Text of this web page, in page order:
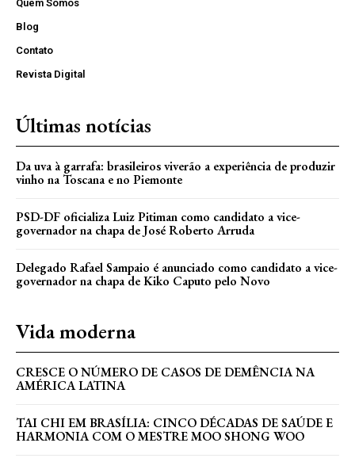
Quem Somos
Blog
Contato
Revista Digital
Últimas notícias
Da uva à garrafa: brasileiros viverão a experiência de produzir
vinho na Toscana e no Piemonte
PSD-DF oficializa Luiz Pitiman como candidato a vice-
governador na chapa de José Roberto Arruda
Delegado Rafael Sampaio é anunciado como candidato a vice-
governador na chapa de Kiko Caputo pelo Novo
Vida moderna
CRESCE O NÚMERO DE CASOS DE DEMÊNCIA NA
AMÉRICA LATINA
TAI CHI EM BRASÍLIA: CINCO DÉCADAS DE SAÚDE E
HARMONIA COM O MESTRE MOO SHONG WOO